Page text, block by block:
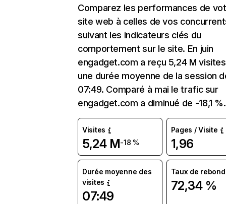
Comparez les performances de
site web à celles de vos
suivant les indicateurs clés du
comportement sur le site. En juin
engadget.com a reçu 5,24 M
une durée moyenne de la session
07:49. Comparé à mai le trafic sur
engadget.com a diminué de -18,1 %.
Visites
5,24 M-18 %
Pages / Visite
1,96
Durée moyenne des
visites
07:49
Taux de rebond
72,34 %